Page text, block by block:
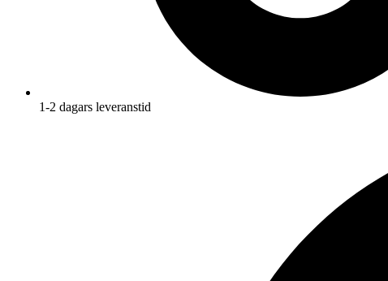
1-2 dagars leveranstid